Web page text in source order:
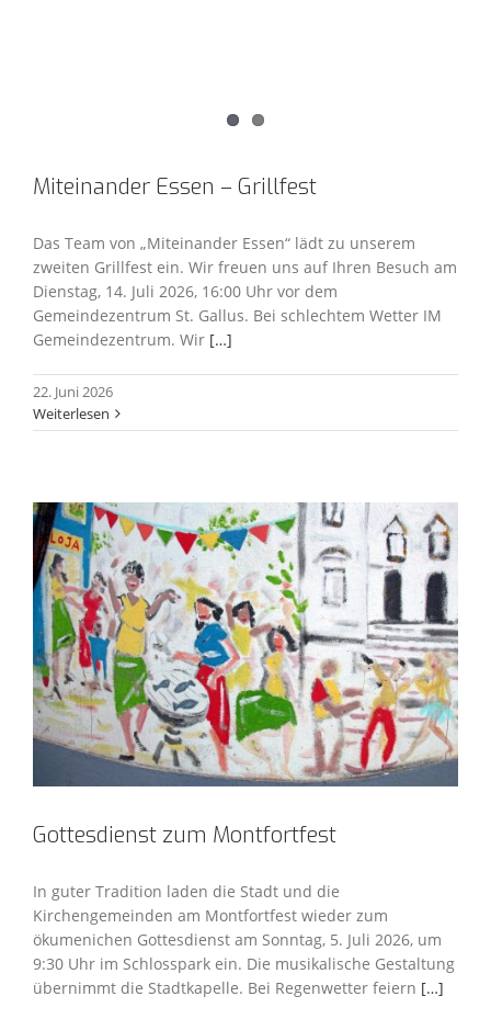
Miteinander Essen – Grillfest
Das Team von „Miteinander Essen“ lädt zu unserem
zweiten Grillfest ein. Wir freuen uns auf Ihren Besuch am
Dienstag, 14. Juli 2026, 16:00 Uhr vor dem
Gemeindezentrum St. Gallus. Bei schlechtem Wetter IM
Gemeindezentrum. Wir […]
22. Juni 2026
Weiterlesen
Gottesdienst zum Montfortfest
In guter Tradition laden die Stadt und die
Kirchengemeinden am Montfortfest wieder zum
ökumenichen Gottesdienst am Sonntag, 5. Juli 2026, um
9:30 Uhr im Schlosspark ein. Die musikalische Gestaltung
übernimmt die Stadtkapelle. Bei Regenwetter feiern […]